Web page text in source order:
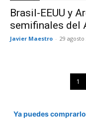
Brasil-EEUU y
semifinales del
Javier Maestro - 29 agosto
1
Ya puedes